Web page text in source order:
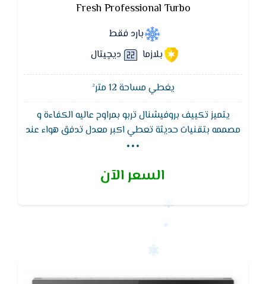
Fresh Professional Turbo
بارد فقط
بلازما
ديچيتال
يغطي مساحة 12 متر²
يتميز تكييف بروفيشنال تربو بمراوح عاليه الكفاءة و
مصممه بتقنيات حديثة تعطي اكبر معدل تدفق هواء عند
جميع السرعات نتيجه لزياده انسيابيه الهواء , كما يعمل
يقوم بالتوفير في الكهرباء بشكل ملحوظ , خاصية
وتوفير الهدوء فقط
...
السعر الآن